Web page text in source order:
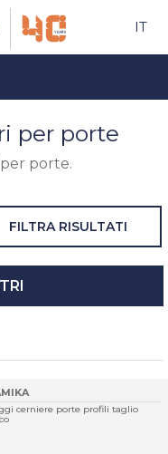
IT
per porte
per porte.
FILTRA RISULTATI
cerniere porte profili taglio